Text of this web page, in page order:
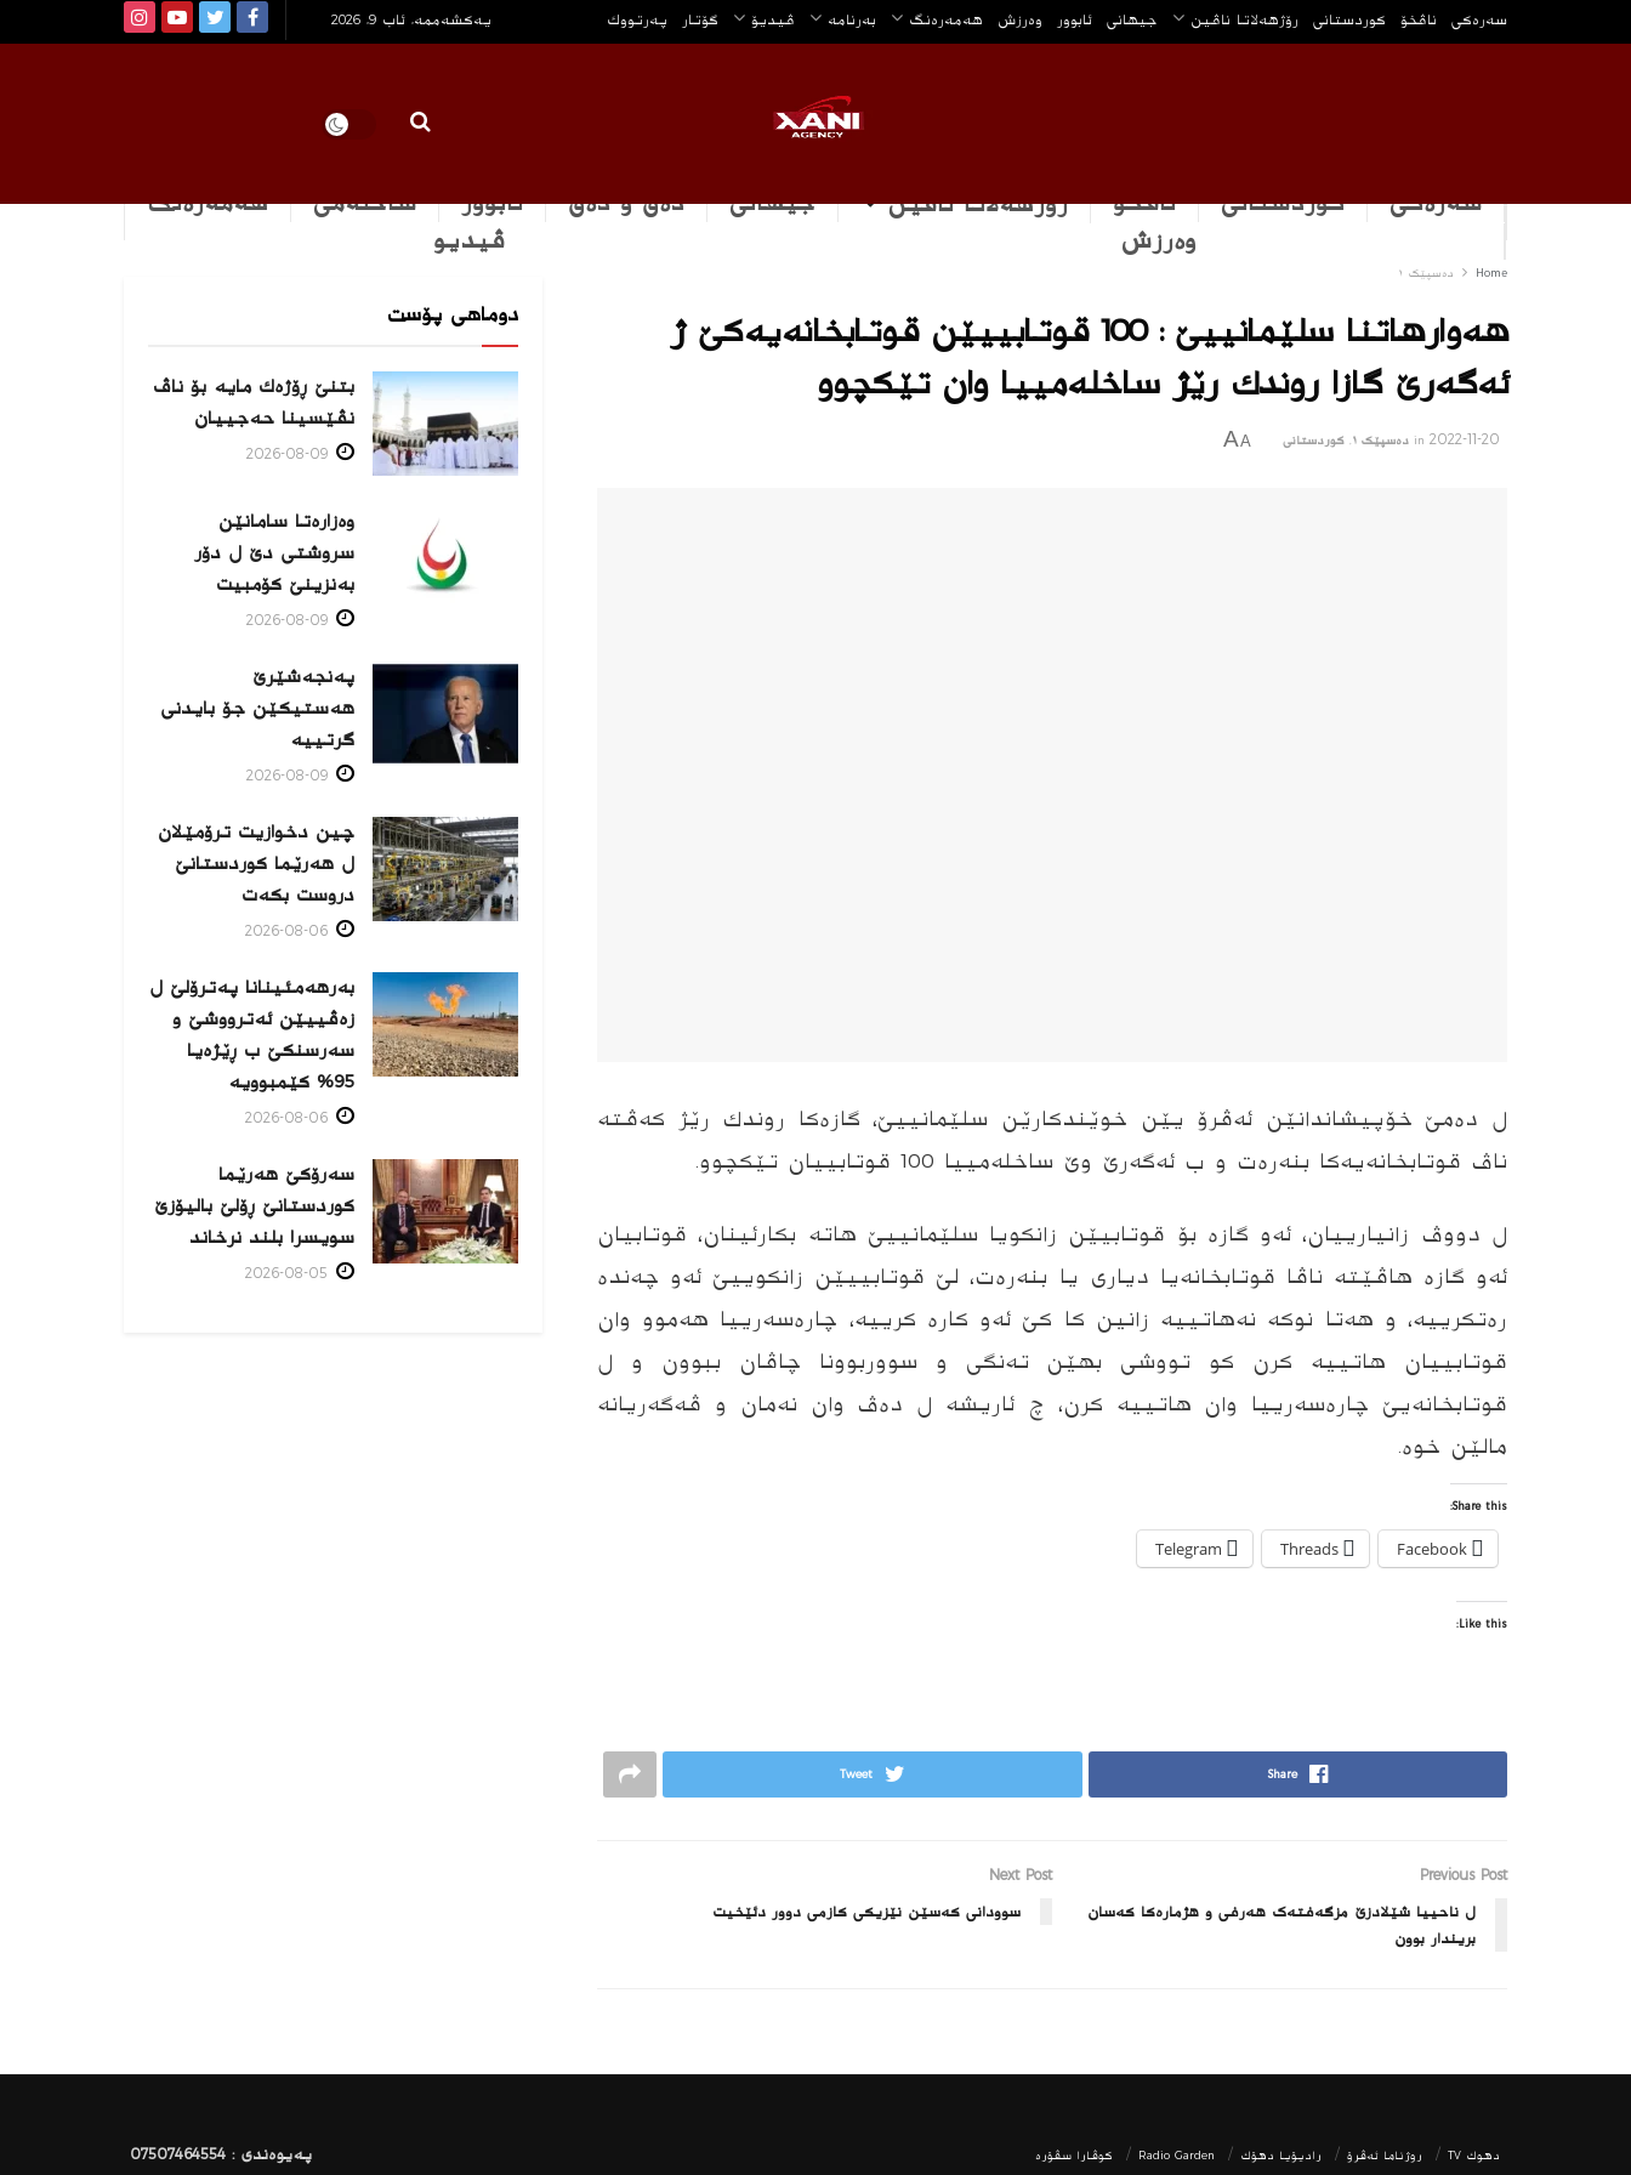
سه‌ره‌كی ناڤخۆ كوردستانى رۆژهه‌لاتا ناڤین جیهانی ئابوور وه‌رزش هه‌مه‌ره‌نگ بەرنامە ڤیدیۆ گۆتار په‌رتووك یەکشەممە, ئاب 9, 2026
سەرەکی كوردستانى ناڤخۆ رۆژهه‌لاتا ناڤین جیهانی دەق و دەق ئابوور ساخله‌می
هه‌مه‌ره‌نگ
وه‌رزش
ڤیدیو
Home دەسپێک ١
هه‌وارهاتنا سلێمانییێ : 100 قوتابییێن قوتابخانه‌یه‌كێ ژ
ئه‌گه‌رێ گازا روندك رێژ ساخله‌مییا وان تێكچوو
2022-11-20
in دەسپێک ١ , كوردستانى A
A
ل ده‌مێ خۆپیشاندانێن ئه‌ڤرۆ یێن خوێندكارێن سلێمانییێ، گازه‌كا روندك رێژ كه‌ڤته‌
ناڤ قوتابخانه‌یه‌كا بنه‌ره‌ت و ب ئه‌گه‌رێ وێ ساخله‌مییا 100 قوتابییان تێكچوو.
ل دووڤ زانیارییان، ئه‌و گازه‌ بۆ قوتابیێن زانكویا سلێمانییێ هاته‌ بكارئینان، قوتابیان
ئه‌و گازه‌ هاڤێته‌ ناڤا قوتابخانه‌یا دیارى یا بنه‌ره‌ت، لێ قوتابییێن زانكوییێ ئه‌و چه‌نده‌
ره‌تكرییه‌، و هه‌تا نوكه‌ نه‌هاتییه‌ زانین كا كێ ئه‌و كاره‌ كرییه‌، چاره‌سه‌رییا هه‌موو وان
قوتابییان هاتییه‌ كرن كو تووشى بهێن ته‌نگى و سووربوونا چاڤان ببوون و ل
قوتابخانه‌یێ چاره‌سه‌رییا وان هاتییه‌ كرن، چ ئاریشه‌ ل ده‌ڤ وان نه‌مان و ڤه‌گه‌ریانه‌
مالێن خوه‌.
Share this:
Facebook
Threads
Telegram
Like this:
Share
Tweet
Previous Post
ل ناحییا شێلادزێ مزگەفتەک هەرفی و هژمارەکا کەسان
بریندار بوون
Next Post
سوودانی کەسێن نێزیکی کازمی دوور دئێخیت
دوماهی پۆست
بتنێ ڕۆژەك مایە بۆ ناڤ
نڤێسینا حەجییان
وەزارەتا سامانێن
سروشتی دێ ل دۆر
بەنزینێ كۆمبیت
پەنجەشێرێ
هەستیكێن جۆ بایدنی
گرتییە
چین دخوازیت ترۆمێلان
ل هەرێما كوردستانێ
دروست بكەت
بەرهەمئینانا په‌ترۆلێ ل
زه‌ڤییێن ئەترووشێ و
سەرسنكێ ب ڕێژەیا
95% كێمبوویە
سەرۆکێ هەرێما
کوردستانێ ڕۆلێ بالیۆزێ
سویسرا بلند نرخاند
دھوك TV روژناما ئەڤرۆ رادیۆیا دهۆك Radio Garden كوڤارا سڤۆره‌ پەیوەندی : 07507464554